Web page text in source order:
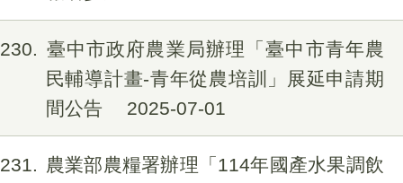
230
臺中市政府農業局辦理「臺中市青年農
民輔導計畫-青年從農培訓」展延申請期
間公告
2025-07-01
231
農業部農糧署辦理「114年國產水果調飲